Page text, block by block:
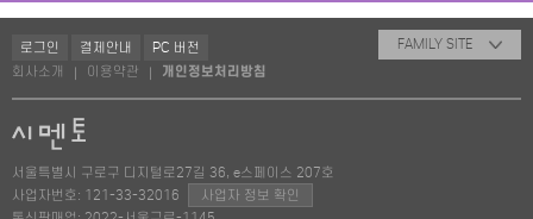
로그인 결제안내
PC 버전
회사소개
이용약관 개인정보처리방침
FAMILY SITE
서울특별시 구로구 디지털로27길 36, e스페이스 207호
사업자번호: 121-33-32016
사업자 정보 확인